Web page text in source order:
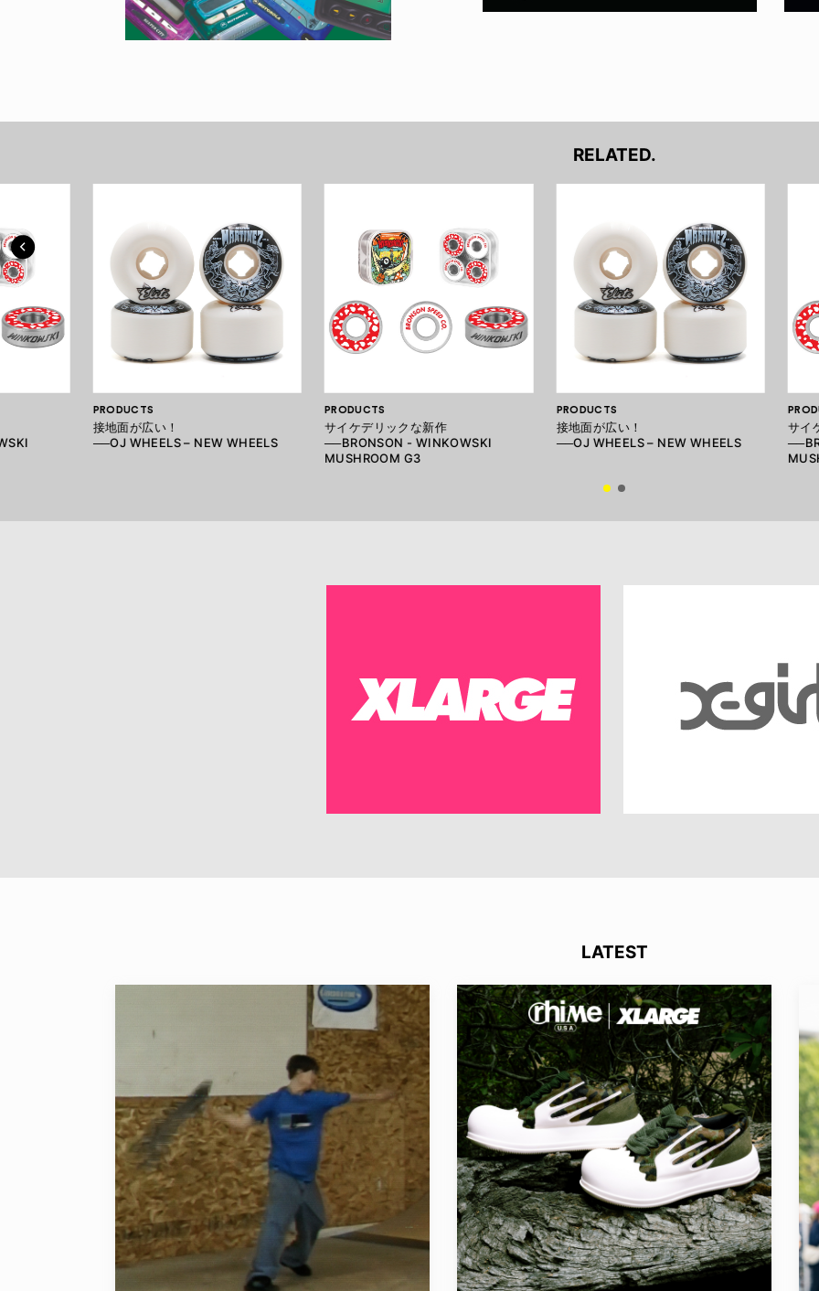
RELATED.
PRODUCTS
接地面が広い！
──OJ WHEELS – NEW WHEELS
PRODUCTS
サイケデリックな新作
──BRONSON - WINKOWSKI
MUSHROOM G3
PRODUCTS
接地面が広い！
──OJ WHEELS – NEW WHEELS
サイ
LATEST